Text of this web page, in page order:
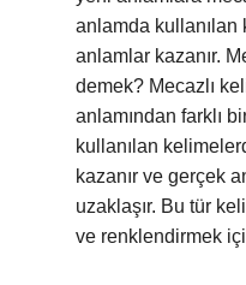
anlamda
anlamlar kazanır.
demek? Mecazlı
anlamından farklı
kullanılan
kazanır ve gerçek
uzaklaşır. Bu tür
ve renklendirmek